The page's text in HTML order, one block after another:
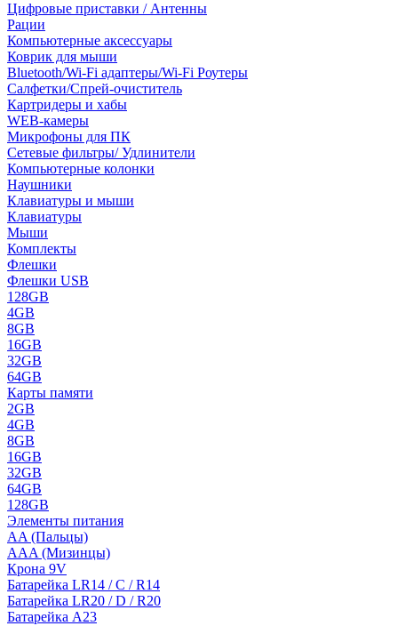
Цифровые приставки / Антенны
Рации
Компьютерные аксессуары
Коврик для мыши
Bluetooth/Wi-Fi адаптеры/Wi-Fi Роутеры
Салфетки/Спрей-очиститель
Картридеры и хабы
WEB-камеры
Микрофоны для ПК
Сетевые фильтры/ Удлинители
Компьютерные колонки
Наушники
Клавиатуры и мыши
Клавиатуры
Мыши
Комплекты
Флешки
Флешки USB
128GB
4GB
8GB
16GB
32GB
64GB
Карты памяти
2GB
4GB
8GB
16GB
32GB
64GB
128GB
Элементы питания
AA (Пальцы)
AAA (Мизинцы)
Крона 9V
Батарейка LR14 / C / R14
Батарейка LR20 / D / R20
Батарейка A23